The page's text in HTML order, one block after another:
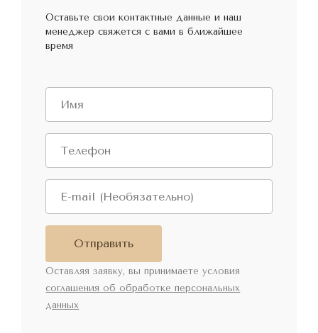
Оставьте свои контактные данные и наш
менеджер свяжется с вами в ближайшее
время
Отправить
Оставляя заявку, вы принимаете условия
соглашения об обработке персональных
данных